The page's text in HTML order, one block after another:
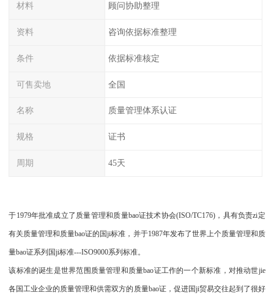
材料 顾问协助整理
资料 咨询依据标准整理
条件 依据标准核定
可售卖地 全国
名称 质量管理体系认证
规格 证书
周期 45天
于1979年批准成立了质量管理和质量bao证技术协会(ISO/TC176)，具有负责zi定
有关质量管理和质量bao证的国ji标准，并于1987年发布了世界上个质量管理和质
量bao证系列国ji标准---ISO9000系列标准。
该标准的诞生是世界范围质量管理和质量bao证工作的一个新标准，对推动世jie
各国工业企业的质量管理和供需双方的质量bao证，促进国ji贸易交往起到了很好